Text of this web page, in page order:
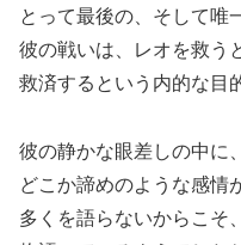
とって最後の、そして唯
彼の戦いは、レオを救う
救済するという内的な目
彼の静かな眼差しの中に
どこか諦めのような感情
多くを語らないからこそ